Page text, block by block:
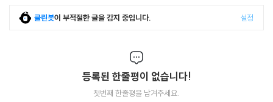
클린봇이 부적절한 글을 감지 중입니다. 설정
등록된 한줄평이 없습니다!
첫번째 한줄평을 남겨주세요.